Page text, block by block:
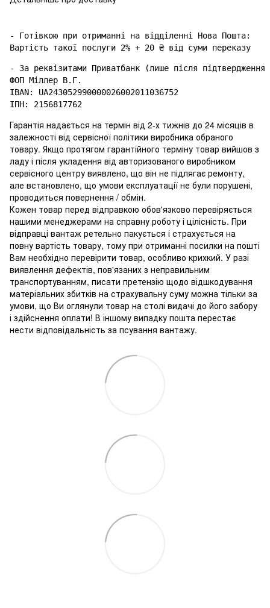
- Готівкою при отриманні на відділенні Нова Пошта:
- За реквізитами Приватбанк (лише після підтвердження
ФОП Міллер В.Г.
IBAN: UA243052990000026002011036752
Гарантія надається на термін від 2-х тижнів до 24 місяців в
залежності від сервісної політики виробника обраного
товару. Якщо протягом гарантійного терміну товар вийшов з
ладу і після укладення від авторизованого виробником
сервісного центру виявлено, що він не підлягає ремонту,
але встановлено, що умови експлуатації не були порушені,
проводиться повернення / обмін.
Кожен товар перед відправкою обов'язково перевіряється
нашими менеджерами на справну роботу і цілісність. При
відправці вантаж ретельно пакується і страхується на
повну вартість товару, тому при отриманні посилки на пошті
Вам необхідно перевірити товар, особливо крихкий. У разі
виявлення дефектів, пов'язаних з неправильним
транспортуванням, писати претензію щодо відшкодування
матеріальних збитків на страхувальну суму можна тільки за
умови, що Ви оглянули товар на столі видачі до його забору
і здійснення оплати! В іншому випадку пошта перестає
нести відповідальність за псування вантажу.